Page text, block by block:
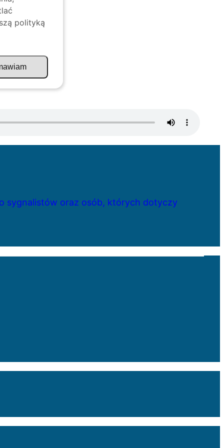
sygnalistów oraz osób, których dotyczy
polityką